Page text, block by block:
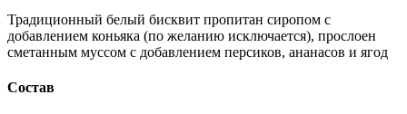
Традиционный белый бисквит пропитан сиропом с
добавлением коньяка (по желанию исключается), прослоен
сметанным муссом с добавлением персиков, ананасов и ягод
Состав